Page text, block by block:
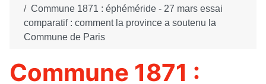
Commune 1871 : éphéméride - 27 mars essai
comparatif : comment la province a soutenu la
Commune de Paris
Commune 1871 :